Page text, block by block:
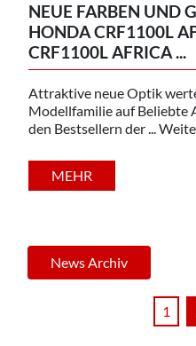
NEUE FARBEN UND
HONDA CRF1100L
CRF1100L AFRICA ...
Attraktive neue Optik
Modellfamilie auf Beliebte
den Bestsellern der ...
MEHR
News Archiv
1